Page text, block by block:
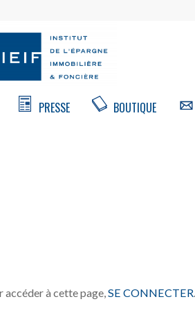
PRESSE BOUTIQUE
accéder à cette page, SE CONNECTER